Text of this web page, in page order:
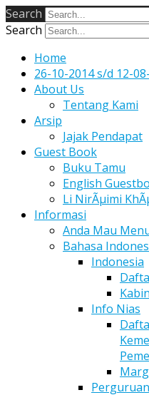
Search
Search
Home
26-10-2014 s/d 12-
About Us
Tentang Kami
Arsip
Jajak Pendapat
Guest Book
Buku Tamu
English
Li NirÃµimi
Informasi
Anda Mau
Bahasa
Indonesia
Info Nias